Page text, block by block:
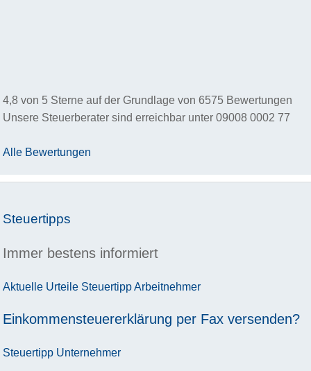
4,8 von 5 Sterne auf der Grundlage von 6575 Bewertungen
Unsere Steuerberater sind erreichbar unter 09008 0002 77
Alle Bewertungen
Steuertipps
Immer bestens informiert
Aktuelle Urteile SteuertippArbeitnehmer
Einkommensteuererklärung per Fax versenden?
Steuertipp Unternehmer